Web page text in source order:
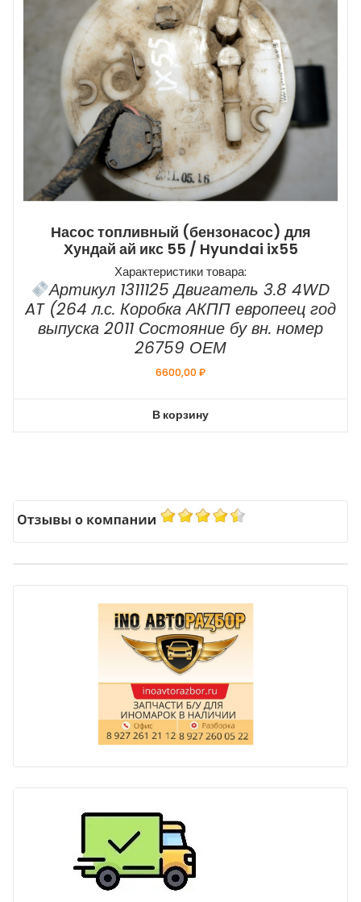
Насос топливный (бензонасос) для
Хундай ай икс 55 / Hyundai ix55
Характеристики товара:
Артикул 1311125 Двигатель 3.8 4WD
AT (264 л.с. Коробка АКПП европеец год
выпуска 2011 Состояние бу вн. номер
26759 ОЕМ
6600,00₽
В корзину